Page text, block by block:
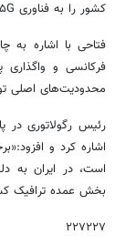
کشور را به فناوری ۵G مجهز کنند.»
فتاحی با اشاره به
فرکانسی و
محدودیت‌های اصلی
رئیس رگولاتوری در
اشاره کرد و
است، در ایران به
بخش عمده ترافیک
۲۲۷۲۲۷